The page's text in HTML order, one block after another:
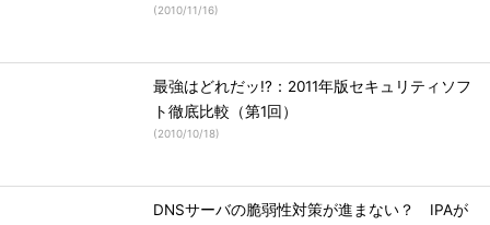
(2010/11/16)
最強はどれだッ!?：2011年版セキュリティソフ
ト徹底比較（第1回）
(2010/10/18)
DNSサーバの脆弱性対策が進まない？ IPAが